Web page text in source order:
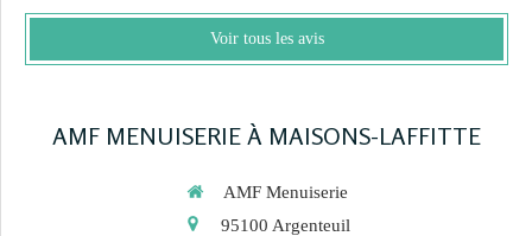
Voir tous les avis
AMF MENUISERIE À MAISONS-LAFFITTE
AMF Menuiserie
95100 Argenteuil